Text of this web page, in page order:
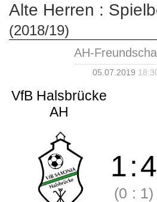
Alte Herren :
(2018/19)
AH-
05.07.2019
VfB Halsbrücke
AH
1:4
(0 : 1)